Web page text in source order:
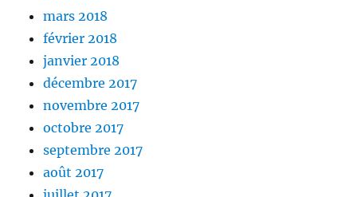
mars 2018
février 2018
janvier 2018
décembre 2017
novembre 2017
octobre 2017
septembre 2017
août 2017